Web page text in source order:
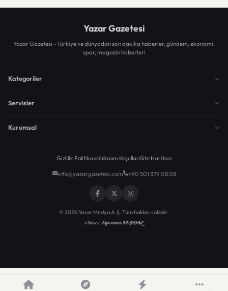
Yazar Gazetesi
Yazar Gazetesi - Türkiye ve dünyadan son dakika haberler, gündem, ekonomi,
spor, magazin haberleri
Kategoriler
Servisler
Kurumsal
Gizlilik PolitikasıKullanım KoşullarıSite Haritası
info@yazargazetesi.com +90 501 379 08 08
© 2026 Yazar Medya A.Ş. Tüm hakları saklıdır.
eNews |Egemen KEYDAL